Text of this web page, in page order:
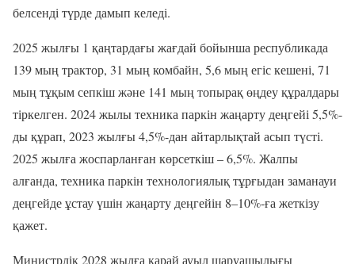
белсенді түрде дамып келеді.
2025 жылғы 1 қаңтардағы жағдай бойынша республикада
139 мың трактор, 31 мың комбайн, 5,6 мың егіс кешені, 71
мың тұқым сепкіш және 141 мың топырақ өңдеу құралдары
тіркелген. 2024 жылы техника паркін жаңарту деңгейі 5,5%-
ды құрап, 2023 жылғы 4,5%-дан айтарлықтай асып түсті.
2025 жылға жоспарланған көрсеткіш – 6,5%. Жалпы
алғанда, техника паркін технологиялық тұрғыдан заманауи
деңгейде ұстау үшін жаңарту деңгейін 8–10%-ға жеткізу
қажет.
Министрлік 2028 жылға қарай ауыл шаруашылығы